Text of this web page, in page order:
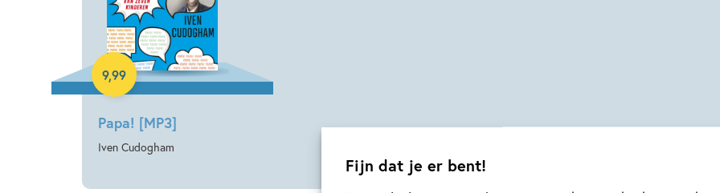
Fijn dat je er bent!
Papa! [MP3]
Iven Cudogham
9,99
E-book